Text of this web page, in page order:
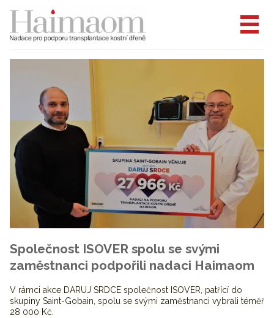
Společnost ISOVER spolu se svými
zaměstnanci podpořili nadaci Haimaom
V rámci akce DARUJ SRDCE společnost ISOVER, patřící do
skupiny Saint-Gobain, spolu se svými zaměstnanci vybrali téměř
28 000 Kč.